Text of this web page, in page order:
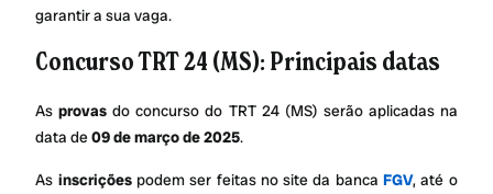
garantir a sua vaga.
Concurso TRT 24 (MS): Principais datas
Asprovas do concurso do TRT 24 (MS) serão aplicadas na
data de09 de março de 2025.
As inscriçõespodem ser feitas no site da bancaFGV, até o